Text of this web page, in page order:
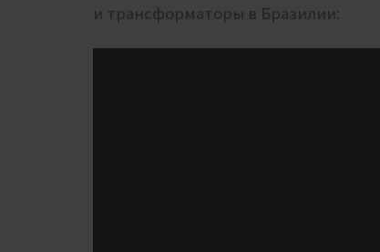
и трансформаторы в Бразилии: